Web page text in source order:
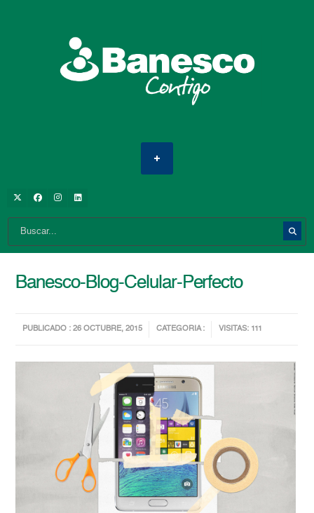
Banesco-Blog-Celular-Perfecto
PUBLICADO : 26 OCTUBRE, 2015 CATEGORIA : VISITAS: 111